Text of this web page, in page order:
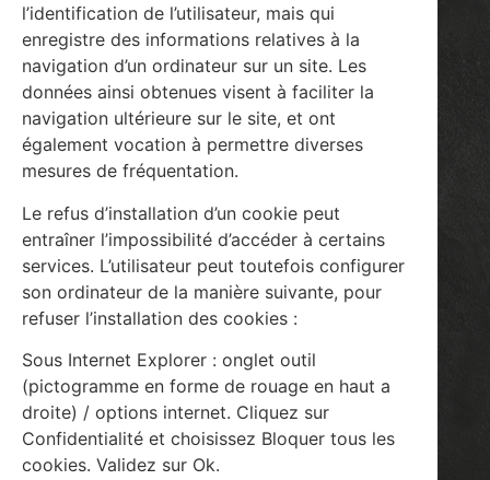
l’identification de l’utilisateur, mais qui
enregistre des informations relatives à la
navigation d’un ordinateur sur un site. Les
données ainsi obtenues visent à faciliter la
navigation ultérieure sur le site, et ont
également vocation à permettre diverses
mesures de fréquentation.
Le refus d’installation d’un cookie peut
entraîner l’impossibilité d’accéder à certains
services. L’utilisateur peut toutefois configurer
son ordinateur de la manière suivante, pour
refuser l’installation des cookies :
Sous Internet Explorer : onglet outil
(pictogramme en forme de rouage en haut a
droite) / options internet. Cliquez sur
Confidentialité et choisissez Bloquer tous les
cookies. Validez sur Ok.